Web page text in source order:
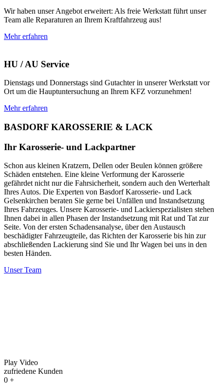
Wir haben unser Angebot erweitert: Als freie Werkstatt führt unser
Team alle Reparaturen an Ihrem Kraftfahrzeug aus!
Mehr erfahren
HU / AU Service
Dienstags und Donnerstags sind Gutachter in unserer Werkstatt vor
Ort um die Hauptuntersuchung an Ihrem KFZ vorzunehmen!
Mehr erfahren
BASDORF KAROSSERIE & LACK
Ihr Karosserie- und Lackpartner
Schon aus kleinen Kratzern, Dellen oder Beulen können größere
Schäden entstehen. Eine kleine Verformung der Karosserie
gefährdet nicht nur die Fahrsicherheit, sondern auch den Werterhalt
Ihres Autos. Die Experten von Basdorf Karosserie- und Lack
Gelsenkirchen beraten Sie gerne bei Unfällen und Instandsetzung
Ihres Fahrzeuges. Unsere Karosserie- und Lackierspezialisten stehen
Ihnen dabei in allen Phasen der Instandsetzung mit Rat und Tat zur
Seite. Von der ersten Schadensanalyse, über den Austausch
beschädigter Fahrzeugteile, das Richten der Karosserie bis hin zur
abschließenden Lackierung sind Sie und Ihr Wagen bei uns in den
besten Händen.
Unser Team
Play Video
zufriedene Kunden
0 +